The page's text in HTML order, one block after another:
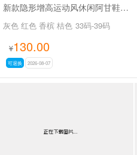
新款隐形增高运动风休闲阿甘鞋SA54133
灰色 红色 香槟 桔色 33码-39码
¥130.00
可退换 2026-08-07